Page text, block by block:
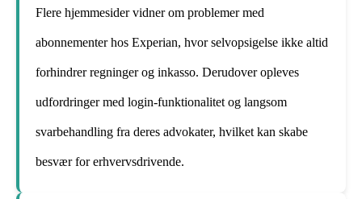
Flere hjemmesider vidner om problemer med
abonnementer hos Experian, hvor selvopsigelse ikke altid
forhindrer regninger og inkasso. Derudover opleves
udfordringer med login-funktionalitet og langsom
svarbehandling fra deres advokater, hvilket kan skabe
besvær for erhvervsdrivende.